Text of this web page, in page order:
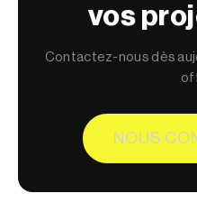
vos
Contactez-nous dès
NOUS